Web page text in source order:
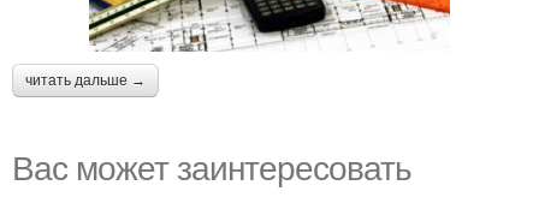
читать дальше →
Вас может заинтересовать